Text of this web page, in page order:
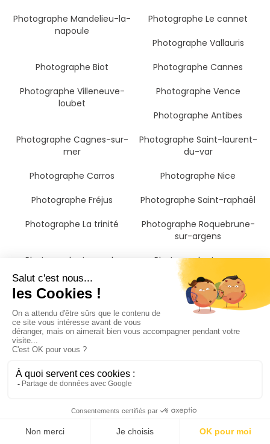
Photographe Mandelieu-la-
napoule
Photographe Le cannet
Photographe Vallauris
Photographe Biot
Photographe Cannes
Photographe Villeneuve-
loubet
Photographe Vence
Photographe Antibes
Photographe Cagnes-sur-
mer
Photographe Saint-laurent-
du-var
Photographe Carros
Photographe Nice
Photographe Fréjus
Photographe Saint-raphaël
Photographe La trinité
Photographe Roquebrune-
sur-argens
Photographe La garde
Photographe Le muy
Photographe Draguignan
Photographe Beausoleil
Photographe Roquebrune-
cap-martin
Photographe Sainte-maxime
Photographe Vidauban
Photographe Menton
Photographe Cogolin
Photographe La londe-les-
Photographe Grasse
Photographe Alpes-